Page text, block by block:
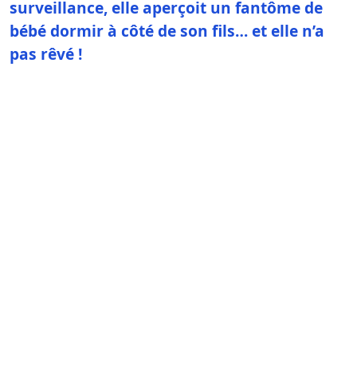
surveillance, elle aperçoit un fantôme de
bébé dormir à côté de son fils… et elle n’a
pas rêvé !